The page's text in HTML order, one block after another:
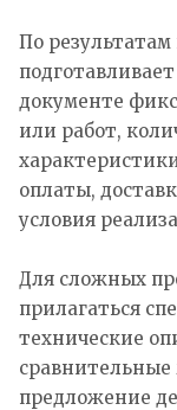
По
документе
или работ,
оплаты,
условия
Для сложных
прилагаться
технические
предложение